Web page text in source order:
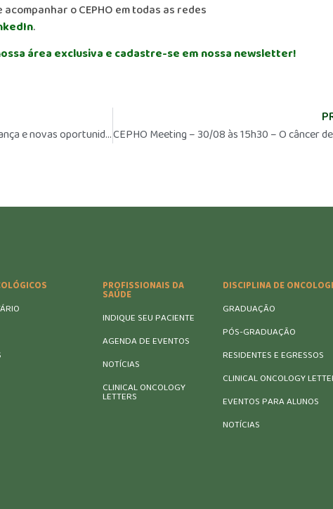
o CEPHO em todas as redes
.
área exclusiva e cadastre-se em nossa newsletter!
Pesquisa clínica: trazendo esperança e novas oportunidades para os pacientes oncológicos
PROFISSIONAIS DA
SAÚDE
INDIQUE SEU PACIENTE
AGENDA DE EVENTOS
NOTÍCIAS
CLINICAL ONCOLOGY
LETTERS
DISCIPLINA DE
GRADUAÇÃO
PÓS-GRADUAÇÃO
RESIDENTES E EGRESSOS
CLINICAL ONCOLOGY
EVENTOS PARA ALUNOS
NOTÍCIAS